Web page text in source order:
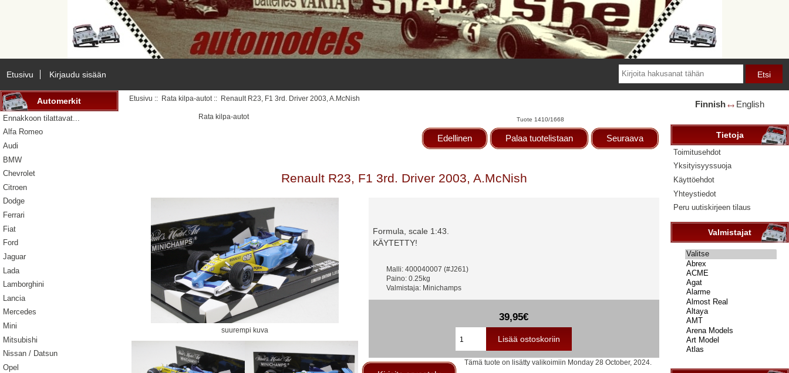
Etusivu Kirjaudu sisään
Automerkit
Ennakkoon tilattavat...
Alfa Romeo
Audi
BMW
Chevrolet
Citroen
Dodge
Ferrari
Fiat
Ford
Jaguar
Lada
Lamborghini
Lancia
Mercedes
Mini
Mitsubishi
Nissan / Datsun
Opel
Etusivu :: Rata kilpa-autot :: Renault R23, F1 3rd. Driver 2003, A.McNish
Rata kilpa-autot Tuote 1410/1668
Edellinen Palaa tuotelistaan Seuraava
Renault R23, F1 3rd. Driver 2003, A.McNish
suurempi kuva
Formula, scale 1:43.
KÄYTETTY!
Malli: 400040007 (#J261)
Paino: 0.25kg
Valmistaja: Minichamps
39,95€
Tämä tuote on lisätty valikoimiin Monday 28 October, 2024.
Finnish 🡘 English
Tietoja
Toimitusehdot
Yksityisyyssuoja
Käyttöehdot
Yhteystiedot
Peru uutiskirjeen tilaus
Valmistajat
Valitse
...